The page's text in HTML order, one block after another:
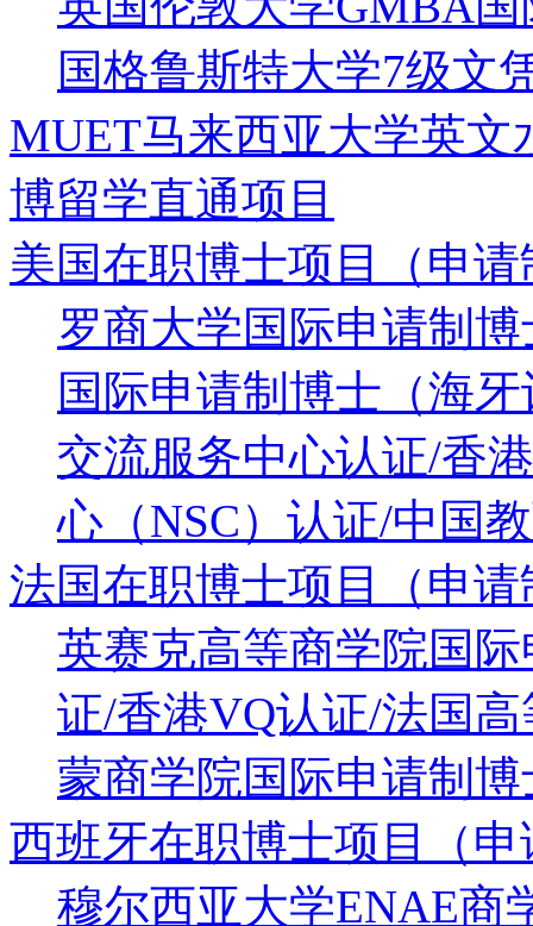
国格鲁斯特大学7级文
MUET马来西亚大学英
博留学直通项目
美国在职博士项目（申请
罗商大学国际申请制
国际申请制博士（海
交流服务中心认证/香
心（NSC）认证/中国
法国在职博士项目（申请
英赛克高等商学院国
证/香港VQ认证/法国
蒙商学院国际申请制
西班牙在职博士项目（申
穆尔西亚大学ENAE商